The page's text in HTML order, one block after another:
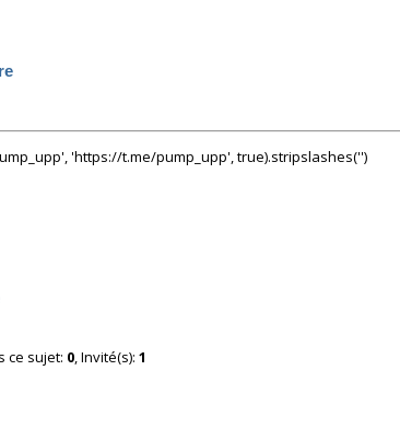
'https://t.me/pump_upp', true).stripslashes('')
ce sujet: 0, Invité(s): 1